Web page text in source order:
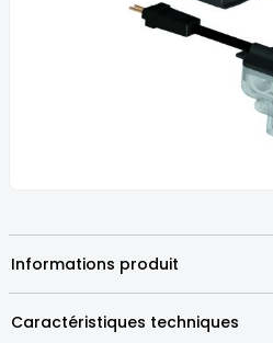
of
the
images
Informations produit
Caractéristiques techniques